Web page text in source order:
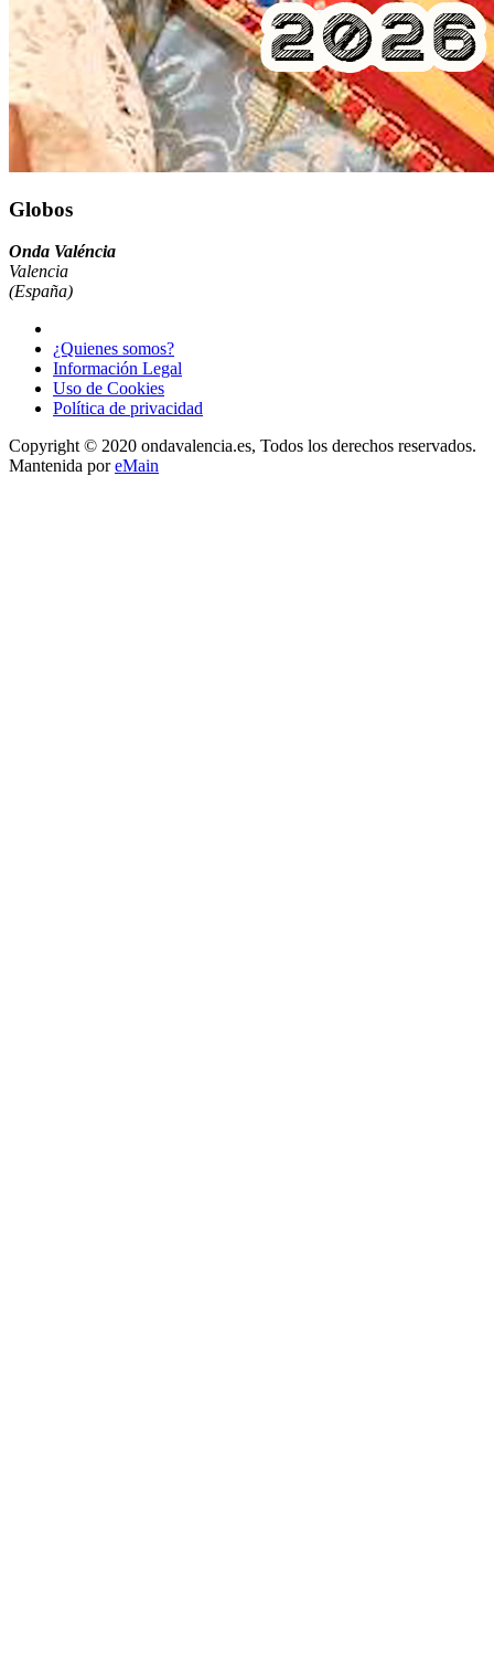
Globos
Onda Valéncia
Valencia
(España)
¿Quienes somos?
Información Legal
Uso de Cookies
Política de privacidad
Copyright © 2020 ondavalencia.es, Todos los derechos reservados.
Mantenida poreMain